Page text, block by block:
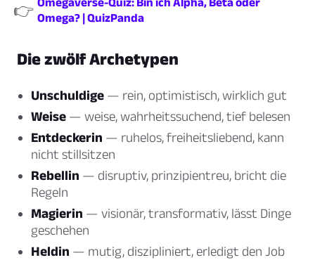
👉 Omega? | QuizPanda
Die zwölf Archetypen
Unschuldige — rein, optimistisch, wirklich gut
Weise — weise, wahrheitssuchend, tief belesen
Entdeckerin — ruhelos, freiheitsliebend, kann
nicht stillsitzen
Rebellin — disruptiv, prinzipientreu, bricht die
Regeln
Magierin — visionär, transformativ, lässt Dinge
geschehen
Heldin — mutig, diszipliniert, erledigt den Job